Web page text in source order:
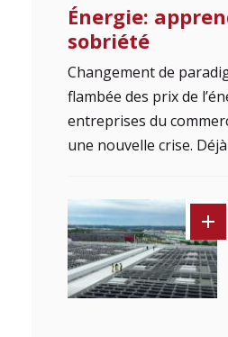
Énergie:
sobriété
Changement de
flambée des prix de
entreprises du
une nouvelle crise.